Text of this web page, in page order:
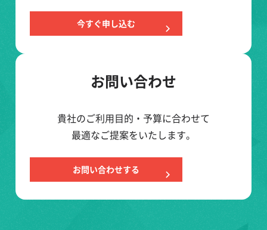
今すぐ申し込む
お問い合わせ
貴社のご利用目的・予算に合わせて
最適なご提案をいたします。
お問い合わせする